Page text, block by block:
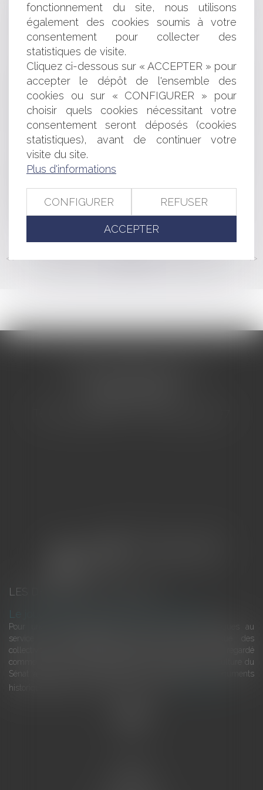
l’indemnisation du préjudice d’affection résultant du
meurtre de son grand-père ?
Une faute contractuelle ouvre-t-elle droit à
l'indemnisation d'un tiers au contrat ?
Enquête de la DGCCRF : 6 mois de prison ferme pour
des solutions hydro-alcooliques non conformes et
dangereuses
Contentieux disciplinaire des praticiens de santé : la
chambre disciplinaire peut enjoindre à un praticien de
suivre une formation spécifique
Inopposabilité de la DNI publiée postérieurement à
l’ouverture de la procédure collective
Interruption des délais et saisine du comité consultatif :
Absence de responsabilité du vendeur malgré la non-
<< >>
LES DERNIÈRES ACTUALITÉS
Le joug léger des monuments historiques
Pour une gestion patrimoniale des monuments historiques au
service du développement économique et touristique des
collectivités Le monument historique a longtemps été regardé
comme une charge. Le rapport que la commission de la culture du
Sénat a consacré, en juillet 2026, à la gestion des monuments
historiques invite à y voir aussi une ressour...
fonctionnement du site, nous utilisons
également des cookies soumis à votre
consentement pour collecter des
statistiques de visite.
Cliquez ci-dessous sur « ACCEPTER » pour
accepter le dépôt de l'ensemble des
cookies ou sur « CONFIGURER » pour
choisir quels cookies nécessitant votre
consentement seront déposés (cookies
statistiques), avant de continuer votre
visite du site.
Plus d'informations
CONFIGURER REFUSER
ACCEPTER